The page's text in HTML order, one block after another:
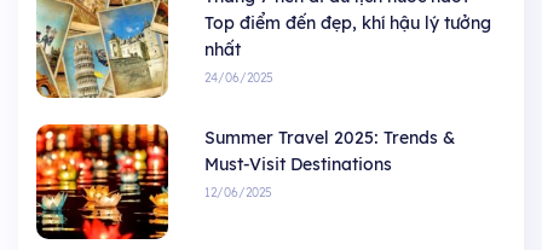
Top điểm đến đẹp, khí hậu lý tưởng
nhất
24/06/2025
Summer Travel 2025: Trends &
Must-Visit Destinations
12/06/2025